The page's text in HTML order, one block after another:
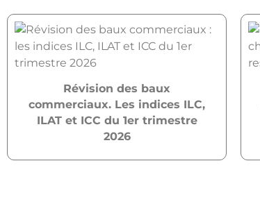
Révision des baux
commerciaux. Les indices ILC,
ILAT et ICC du 1er trimestre
2026